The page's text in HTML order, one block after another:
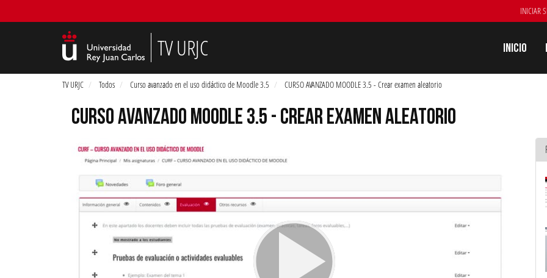
INICIAR
TV URJC Inicio
TV URJC Todos Curso avanzado en el uso didáctico de Moodle 3.5 CURSO AVANZADO MOODLE 3.5 - Crear examen aleatorio
CURSO AVANZADO MOODLE 3.5 - CREAR EXAMEN ALEATORIO